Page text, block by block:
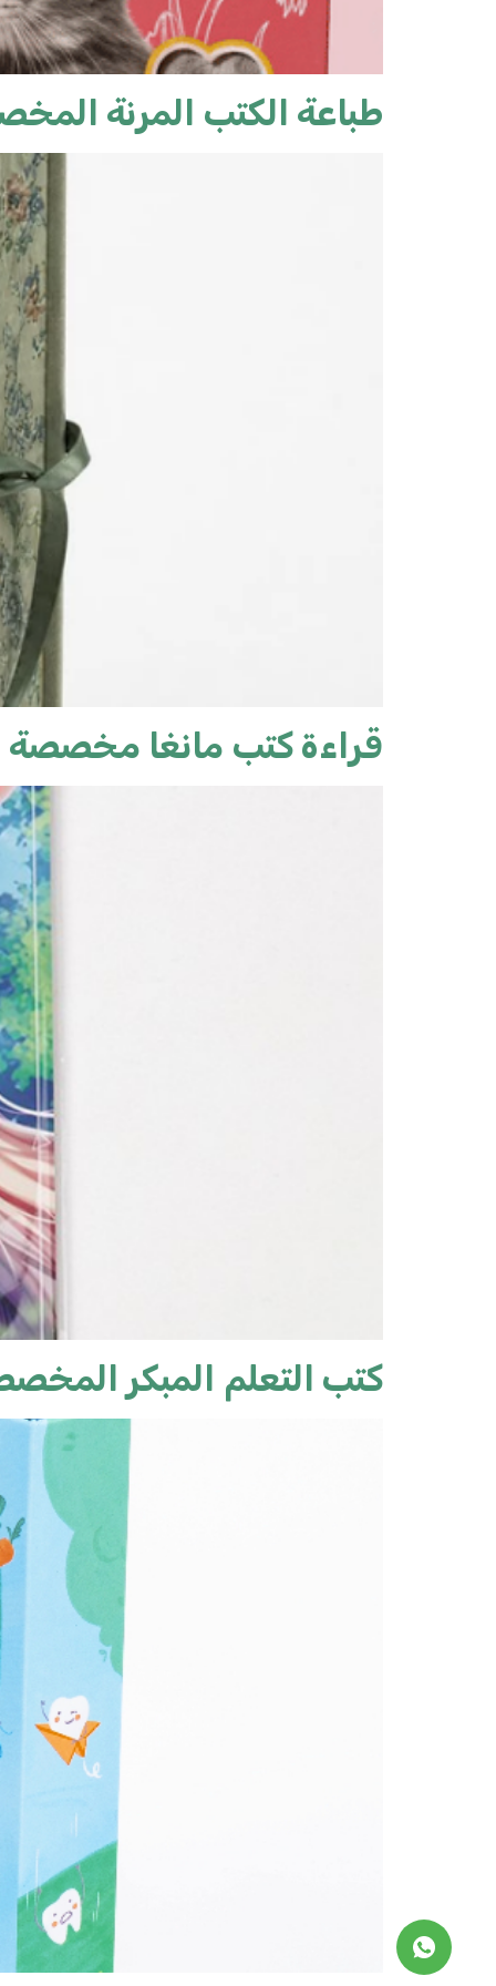
طباعة الكتب المرنة
قراءة كتب مانغا مخصصة
كتب التعلم المبكر